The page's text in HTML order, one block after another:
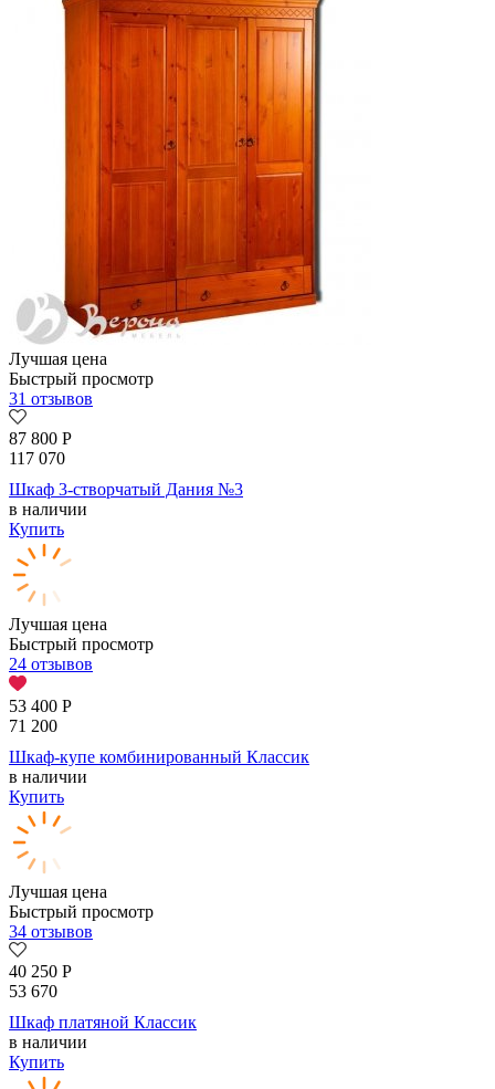
Лучшая цена
Быстрый просмотр
31 отзывов
87 800 Р
117 070
Шкаф 3-створчатый Дания №3
в наличии
Купить
Лучшая цена
Быстрый просмотр
24 отзывов
53 400 Р
71 200
Шкаф-купе комбинированный Классик
в наличии
Купить
Лучшая цена
Быстрый просмотр
34 отзывов
40 250 Р
53 670
Шкаф платяной Классик
в наличии
Купить